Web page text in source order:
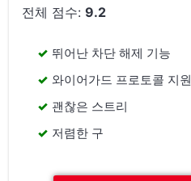
전체 점수:9.2
뛰어난 차단 해제 기능
와이어가드 프로토콜 지원
괜찮은 스트리
저렴한 구